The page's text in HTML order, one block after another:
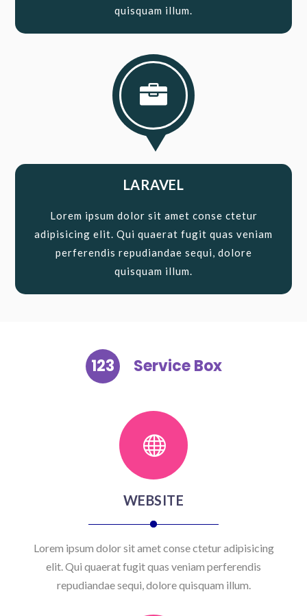
quisquam illum.

LARAVEL
Lorem ipsum dolor sit amet conse ctetur
adipisicing elit. Qui quaerat fugit quas veniam
perferendis repudiandae sequi, dolore
quisquam illum.
123 Service Box

WEBSITE
Lorem ipsum dolor sit amet conse ctetur adipisicing
elit. Qui quaerat fugit quas veniam perferendis
repudiandae sequi, dolore quisquam illum.